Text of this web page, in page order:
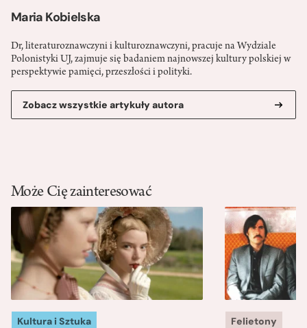
Maria Kobielska
Dr, literaturoznawczyni i kulturoznawczyni, pracuje na Wydziale
Polonistyki UJ, zajmuje się badaniem najnowszej kultury polskiej w
perspektywie pamięci, przeszłości i polityki.
Zobacz wszystkie artykuły autora
Może Cię zainteresować
Kultura i Sztuka Felietony